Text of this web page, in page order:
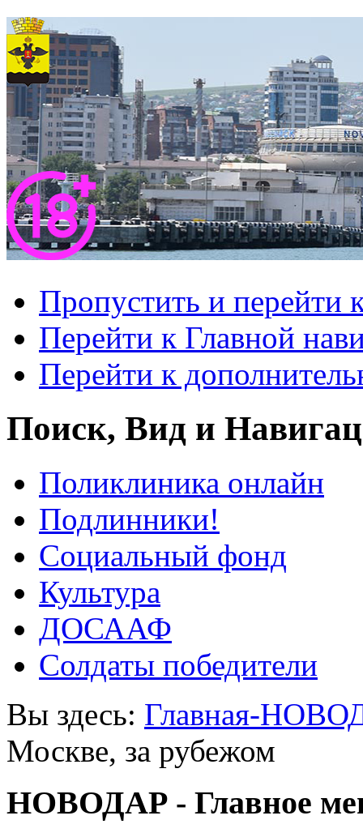
Пропустить и перейти
Перейти к Главной
Перейти к
Поиск, Вид и
Поликлиника онлайн
Подлинники!
Социальный фонд
Культура
ДОСААФ
Солдаты победители
Вы здесь: Главная-
Москве, за рубежом
НОВОДАР - Главное